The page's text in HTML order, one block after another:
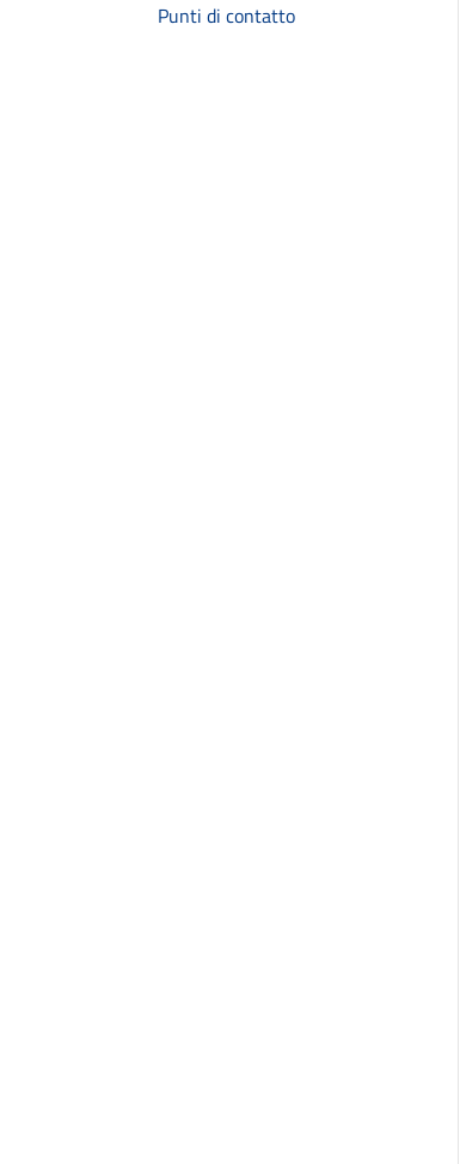
Punti di contatto